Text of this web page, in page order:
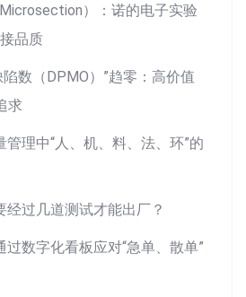
）：诺的电子实验
品质
数（DPMO）”趋零：高价值
求
管理中“人、机、料、法、环”的
经过几道测试才能出厂？
过数字化看板应对“急单、散单”